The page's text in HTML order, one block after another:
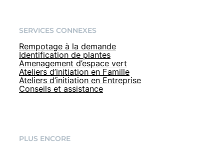
SERVICES CONNEXES
Rempotage à la demande
Identification de plantes
Amenagement d’espace vert
Ateliers d’initiation en Famille
Ateliers d’initiation en Entreprise
Conseils et assistance
PLUS ENCORE